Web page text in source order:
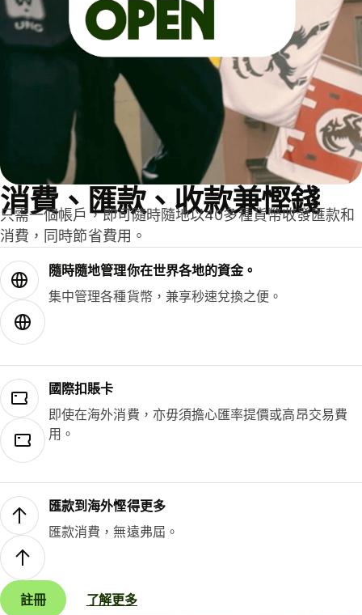
消費、匯款、收款兼慳錢
只需一個帳戶，即可隨時隨地以40多種貨幣收發匯款和
消費，同時節省費用。
隨時隨地管理你在世界各地的資金。
集中管理各種貨幣，兼享秒速兌換之便。
國際扣賬卡
即使在海外消費，亦毋須擔心匯率提價或高昂交易費
用。
匯款到海外慳得更多
匯款消費，無遠弗屆。
註冊 了解更多